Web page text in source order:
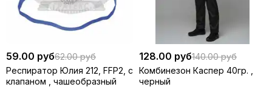
59.00 руб62.00 руб
Респиратор Юлия 212, FFP2, с
клапаном , чашеобразный
128.00 руб140.00 руб
Комбинезон Каспер 40гр. ,
черный